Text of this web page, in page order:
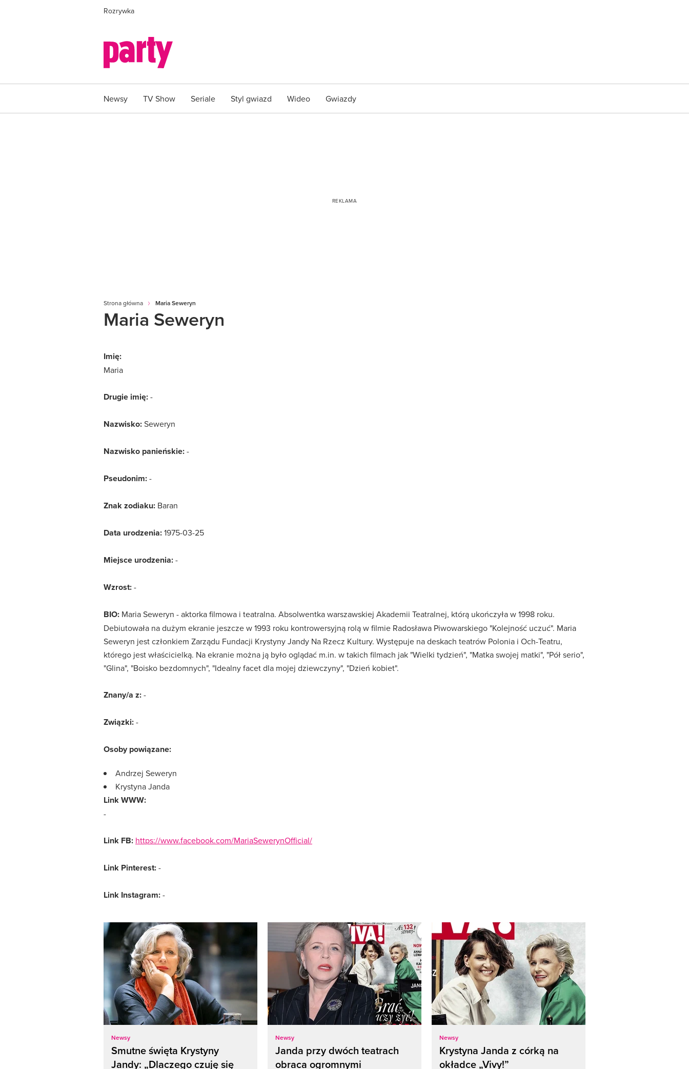
Rozrywka
Newsy TV Show Seriale Styl gwiazd Wideo Gwiazdy
Strona główna Maria Seweryn
Maria Seweryn
Imię:
Maria
Drugie imię:-
Nazwisko:Seweryn
Nazwisko panieńskie:-
Pseudonim:-
Znak zodiaku: Baran
Data urodzenia:1975-03-25
Miejsce urodzenia:-
Wzrost:-
BIO: Maria Seweryn - aktorka filmowa i teatralna. Absolwentka warszawskiej Akademii Teatralnej, którą ukończyła w 1998 roku.
Debiutowała na dużym ekranie jeszcze w 1993 roku kontrowersyjną rolą w filmie Radosława Piwowarskiego "Kolejność uczuć". Maria
Seweryn jest członkiem Zarządu Fundacji Krystyny Jandy Na Rzecz Kultury. Występuje na deskach teatrów Polonia i Och-Teatru,
którego jest właścicielką. Na ekranie można ją było oglądać m.in. w takich filmach jak "Wielki tydzień", "Matka swojej matki", "Pół serio",
"Glina", "Boisko bezdomnych", "Idealny facet dla mojej dziewczyny", "Dzień kobiet".
Znany/a z:-
Związki:-
Osoby powiązane:
Andrzej Seweryn
Krystyna Janda
Link WWW:
-
Link FB: https://www.facebook.com/MariaSewerynOfficial/
Link Pinterest:-
Link Instagram:-
Newsy
Smutne święta Krystyny
Jandy: „Dlaczego czuję się
Newsy
Janda przy dwóch teatrach
obraca ogromnymi
Newsy
Krystyna Janda z córką na
okładce „Vivy!”